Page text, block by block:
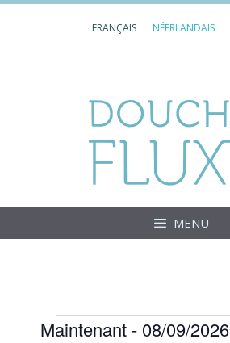
FRANÇAIS NÉERLANDAIS
MENU
Évènements
Maintenant - 08/09/2026